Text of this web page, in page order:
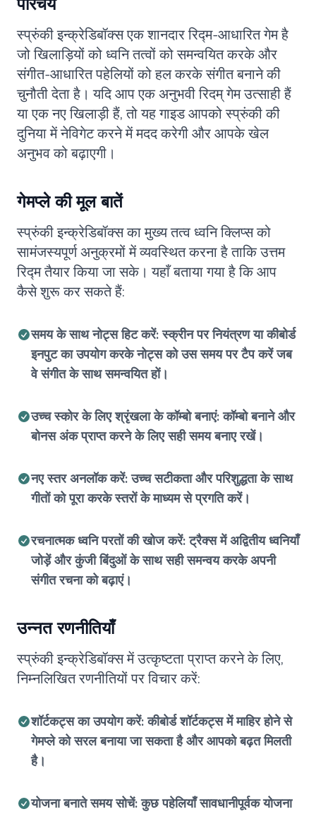
स्प्रुंकी इन्क्रेडिबॉक्स एक शानदार रिद्म-आधारित गेम है
जो खिलाड़ियों को ध्वनि तत्वों को समन्वयित करके और
संगीत-आधारित पहेलियों को हल करके संगीत बनाने की
चुनौती देता है। यदि आप एक अनुभवी रिदम् गेम उत्साही हैं
या एक नए खिलाड़ी हैं, तो यह गाइड आपको स्प्रुंकी की
दुनिया में नेविगेट करने में मदद करेगी और आपके खेल
अनुभव को बढ़ाएगी।
गेमप्ले की मूल बातें
स्प्रुंकी इन्क्रेडिबॉक्स का मुख्य तत्व ध्वनि क्लिप्स को
सामंजस्यपूर्ण अनुक्रमों में व्यवस्थित करना है ताकि उत्तम
रिद्म तैयार किया जा सके। यहाँ बताया गया है कि आप
कैसे शुरू कर सकते हैं:
समय के साथ नोट्स हिट करें: स्क्रीन पर नियंत्रण या कीबोर्ड
इनपुट का उपयोग करके नोट्स को उस समय पर टैप करें जब
वे संगीत के साथ समन्वयित हों।
उच्च स्कोर के लिए श्रृंखला के कॉम्बो बनाएं: कॉम्बो बनाने और
बोनस अंक प्राप्त करने के लिए सही समय बनाए रखें।
नए स्तर अनलॉक करें: उच्च सटीकता और परिशुद्धता के साथ
गीतों को पूरा करके स्तरों के माध्यम से प्रगति करें।
रचनात्मक ध्वनि परतों की खोज करें: ट्रैक्स में अद्वितीय ध्वनियाँ
जोड़ें और कुंजी बिंदुओं के साथ सही समन्वय करके अपनी
संगीत रचना को बढ़ाएं।
उन्नत रणनीतियाँ
स्प्रुंकी इन्क्रेडिबॉक्स में उत्कृष्टता प्राप्त करने के लिए,
निम्नलिखित रणनीतियों पर विचार करें:
शॉर्टकट्स का उपयोग करें: कीबोर्ड शॉर्टकट्स में माहिर होने से
गेमप्ले को सरल बनाया जा सकता है और आपको बढ़त मिलती
है।
योजना बनाते समय सोचें: कुछ पहेलियाँ सावधानीपूर्वक योजना